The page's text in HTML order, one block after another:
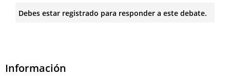
Debes estar registrado para responder a este debate.
Información